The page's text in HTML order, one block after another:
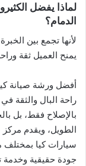
لماذا يفضل
الدمام؟
لأنها تجمع بين
يمنح العميل ثقة
أفضل ورشة صيانة
راحة البال والثقة في
بالإصلاح فقط، بل
الطويل، ويقدم مركز
سيارات كيا بمختلف
جودة حقيقية وخدمة